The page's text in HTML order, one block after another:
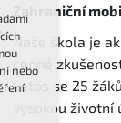
Zahraniční
Naše škola je
cenné
Letos se 25
vysokou
nebo